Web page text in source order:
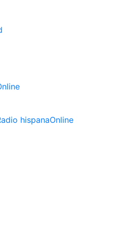
hispanaOnline